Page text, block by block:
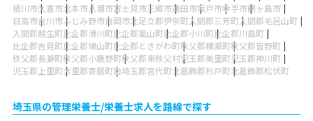
桶川市久喜市北本市八潮市富士見市三郷市蓮田市坂戸市幸手市鶴ヶ島市
日高市吉川市ふじみ野市白岡市北足立郡伊奈町入間郡三芳町入間郡毛呂山町
入間郡越生町比企郡滑川町比企郡嵐山町比企郡小川町比企郡川島町
比企郡吉見町比企郡鳩山町比企郡ときがわ町秩父郡横瀬町秩父郡皆野町
秩父郡長瀞町秩父郡小鹿野町秩父郡東秩父村児玉郡美里町児玉郡神川町
児玉郡上里町大里郡寄居町南埼玉郡宮代町北葛飾郡杉戸町北葛飾郡松伏町
埼玉県の管理栄養士/栄養士求人を路線で探す